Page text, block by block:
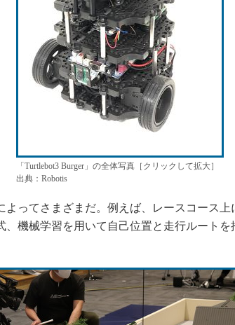
「Turtlebot3 Burger」の全体写真［クリックして拡大］
出典：Robotis
ってさまざまだ。例えば、レースコース上
、機械学習を用いて自己位置と走行ルート